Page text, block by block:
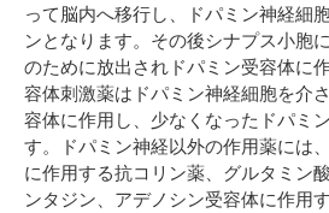
って脳内へ移行し、ドパミン神経細
ンとなります。その後シナプス小胞
のために放出されドパミン受容体に
容体刺激薬はドパミン神経細胞を介
容体に作用し、少なくなったドパミ
す。ドパミン神経以外の作用薬には
に作用する抗コリン薬、グルタミン
ンタジン、アデノシン受容体に作用